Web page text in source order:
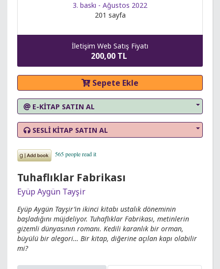
3. baskı - Ağustos 2022
201 sayfa
İletişim Web Satış Fiyatı
200,00 TL
Sepete Ekle
E-KİTAP SATIN AL
SESLİ KİTAP SATIN AL
Tuhaflıklar Fabrikası
Eyüp Aygün Tayşir
Eyüp Aygün Tayşir’in ikinci kitabı ustalık döneminin
başladığını müjdeliyor. Tuhaflıklar Fabrikası, metinlerin
gizemli dünyasının romanı. Kedili karanlık bir orman,
büyülü bir alegori… Bir kitap, diğerine açılan kapı olabilir
mi?